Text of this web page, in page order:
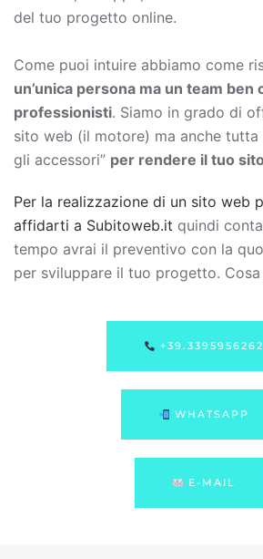
del tuo progetto online.
Come puoi intuire abbiamo come
un’unica persona ma un team ben
professionisti. Siamo in grado di
sito web (il motore) ma anche tutta
gli accessori” per rendere il tuo
Per la realizzazione di un sito web
affidarti a Subitoweb.it quindi
tempo avrai il preventivo con la
per sviluppare il tuo progetto.
+39.3395956262
WHATSAPP
E-MAIL